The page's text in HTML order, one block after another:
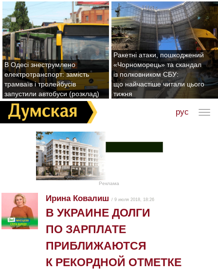
В Одесі знеструмлено
електротранспорт: замість
трамваїв і тролейбусів
запустили автобуси (розклад)
Ракетні атаки, пошкоджений
«Чорноморець» та скандал
із полковником СБУ:
що найчастіше читали цього
тижня
рус
Реклама
Ирина Ковалиш / 9 июля 2018, 18:26
В УКРАИНЕ ДОЛГИ
ПО ЗАРПЛАТЕ
ПРИБЛИЖАЮТСЯ
К РЕКОРДНОЙ ОТМЕТКЕ